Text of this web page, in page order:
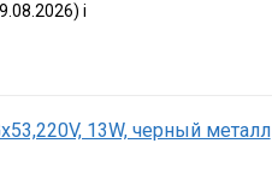
i
13W, черный металл